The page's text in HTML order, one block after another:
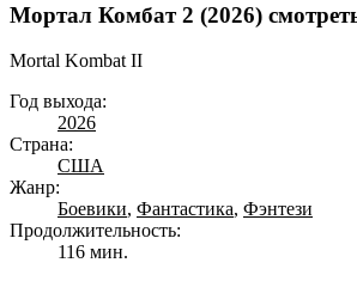
Мортал Комбат 2 (2026)
Mortal Kombat II
Год выхода:
2026
Страна:
США
Жанр:
Боевики, Фантастика, Фэнтези
Продолжительность:
116 мин.